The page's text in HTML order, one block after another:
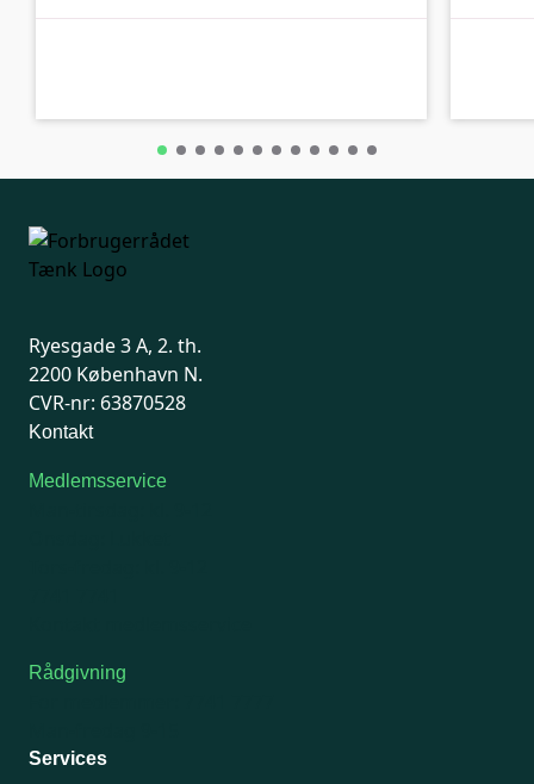
Ryesgade 3 A, 2. th.
2200 København N.
CVR-nr: 63870528
Kontakt
Medlemsservice
Rådgivning
Services